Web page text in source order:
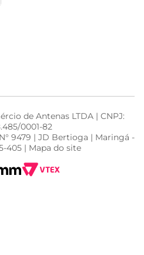
de Antenas LTDA | CNPJ:
0001-82
9479 | JD Bertioga | Maringá -
405 | Mapa do site